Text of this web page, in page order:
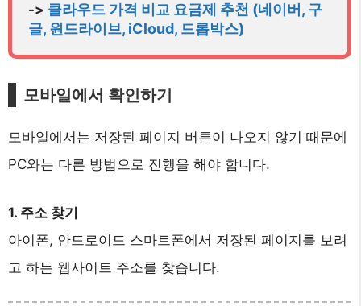
-> 클라우드 가격 비교 요금제 추천 (네이버, 구
글, 원드라이브, iCloud, 드롭박스)
모바일에서 확인하기
모바일에서는 저장된 페이지 버튼이 나오지 않기 때문에
PC와는 다른 방법으로 진행을 해야 합니다.
1. 주소 찾기
아이폰, 안드로이드 스마트폰에서 저장된 페이지를 보려
고 하는 웹사이트 주소를 찾습니다.